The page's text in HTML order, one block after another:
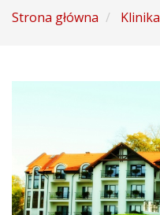
Strona główna Klinika